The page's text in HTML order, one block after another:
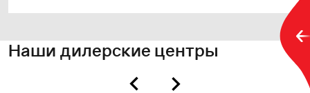
Наши дилерские центры